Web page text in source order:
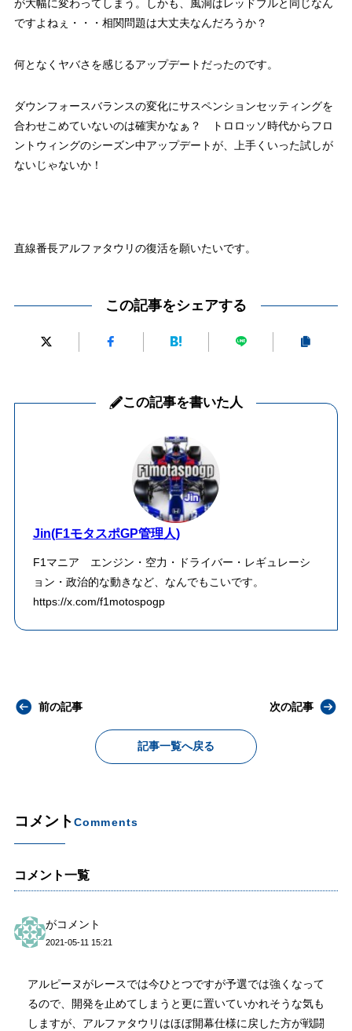
が大幅に変わってしまう。しかも、風洞はレッドブルと同じなん
ですよねぇ・・・相関問題は大丈夫なんだろうか？
何となくヤバさを感じるアップデートだったのです。
ダウンフォースバランスの変化にサスペンションセッティングを
合わせこめていないのは確実かなぁ？ トロロッソ時代からフロ
ントウィングのシーズン中アップデートが、上手くいった試しが
ないじゃないか！
直線番長アルファタウリの復活を願いたいです。
この記事をシェアする
この記事を書いた人
Jin(F1モタスポGP管理人)
F1マニア エンジン・空力・ドライバー・レギュレーシ
ョン・政治的な動きなど、なんでもこいです。
https://x.com/f1motospogp
前の記事
記事一覧へ戻る
次の記事
コメントComments
コメント一覧
がコメント
2021-05-11 15:21
アルピーヌがレースでは今ひとつですが予選では強くなって
るので、開発を止めてしまうと更に置いていかれそうな気も
しますが、アルファタウリはほぼ開幕仕様に戻した方が戦闘